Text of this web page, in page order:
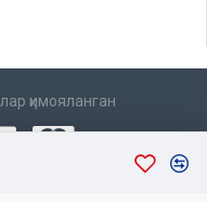
ҳимояланган